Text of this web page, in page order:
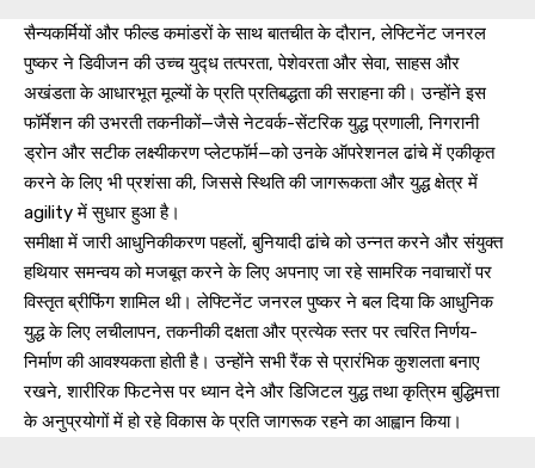
सैन्यकर्मियों और फील्ड कमांडरों के साथ बातचीत के दौरान, लेफ्टिनेंट जनरल
पुष्कर ने डिवीजन की उच्च युद्‍ध तत्परता, पेशेवरता और सेवा, साहस और
अखंडता के आधारभूत मूल्यों के प्रति प्रतिबद्धता की सराहना की। उन्होंने इस
फॉर्मेशन की उभरती तकनीकों—जैसे नेटवर्क-सेंटरिक युद्ध प्रणाली, निगरानी
ड्रोन और सटीक लक्ष्यीकरण प्लेटफॉर्म—को उनके ऑपरेशनल ढांचे में एकीकृत
करने के लिए भी प्रशंसा की, जिससे स्थिति की जागरूकता और युद्ध क्षेत्र में
agility में सुधार हुआ है।
समीक्षा में जारी आधुनिकीकरण पहलों, बुनियादी ढांचे को उन्नत करने और संयुक्त
हथियार समन्वय को मजबूत करने के लिए अपनाए जा रहे सामरिक नवाचारों पर
विस्तृत ब्रीफिंग शामिल थी। लेफ्टिनेंट जनरल पुष्कर ने बल दिया कि आधुनिक
युद्ध के लिए लचीलापन, तकनीकी दक्षता और प्रत्येक स्तर पर त्वरित निर्णय-
निर्माण की आवश्यकता होती है। उन्होंने सभी रैंक से प्रारंभिक कुशलता बनाए
रखने, शारीरिक फिटनेस पर ध्यान देने और डिजिटल युद्ध तथा कृत्रिम बुद्धिमत्ता
के अनुप्रयोगों में हो रहे विकास के प्रति जागरूक रहने का आह्वान किया।